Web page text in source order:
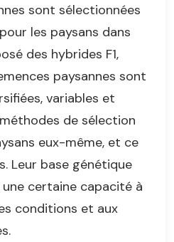
sont sélectionnées
les paysans dans
des hybrides F1,
paysannes sont
variables et
de sélection
eux-même, et ce
Leur base génétique
certaine capacité à
conditions et aux